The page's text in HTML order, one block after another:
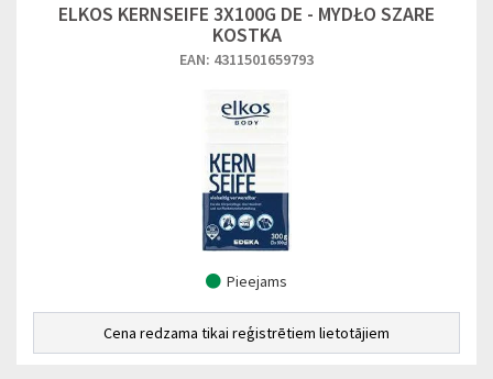
ELKOS KERNSEIFE 3X100G DE - MYDŁO SZARE
KOSTKA
EAN: 4311501659793
Pieejams
Cena redzama tikai reģistrētiem lietotājiem